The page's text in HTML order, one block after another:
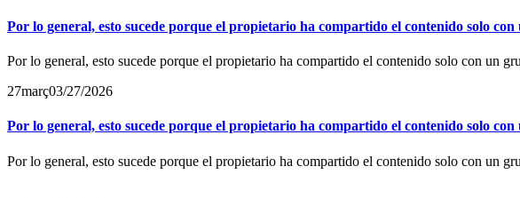
Por lo general, esto sucede porque el propietario ha compartido el contenido solo
Por lo general, esto sucede porque el propietario ha compartido el contenido solo con un
27març03/27/2026
Por lo general, esto sucede porque el propietario ha compartido el contenido solo
Por lo general, esto sucede porque el propietario ha compartido el contenido solo con un